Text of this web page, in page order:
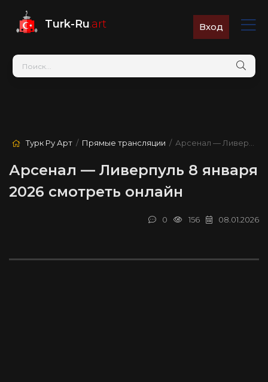
Turk-Ru.art Вход
Турк Ру Арт / Прямые трансляции / Арсенал — Ливерпуль
Арсенал — Ливерпуль 8 января
2026 смотреть онлайн
08.01.2026
156
0